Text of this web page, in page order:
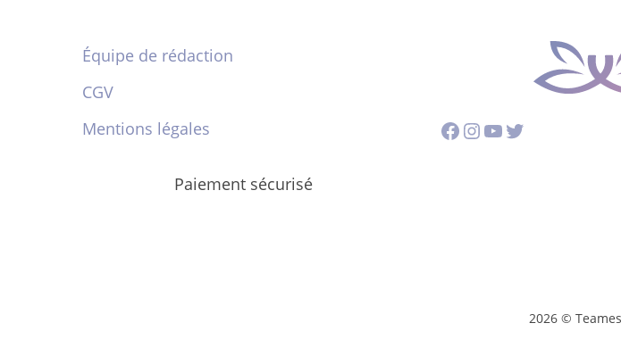
Équipe de rédaction
CGV
Mentions légales
Paiement sécurisé
Facebook
Instagram
YouTube
Twitter
2026 ©